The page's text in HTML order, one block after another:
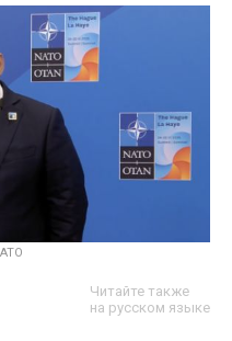
Читайте также
на русском языке